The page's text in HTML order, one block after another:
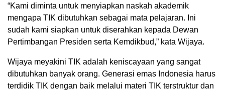
“Kami diminta untuk menyiapkan naskah akademik
mengapa TIK dibutuhkan sebagai mata pelajaran. Ini
sudah kami siapkan untuk diserahkan kepada Dewan
Pertimbangan Presiden serta Kemdikbud,” kata Wijaya.
Wijaya meyakini TIK adalah keniscayaan yang sangat
dibutuhkan banyak orang. Generasi emas Indonesia harus
terdidik TIK dengan baik melalui materi TIK terstruktur dan